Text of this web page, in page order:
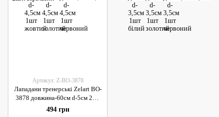
Артикул: Z-BO-3878
Лападани тренерські Zelart BO-
3878 довжина-60см d-5см 2шт
червоний
494 грн